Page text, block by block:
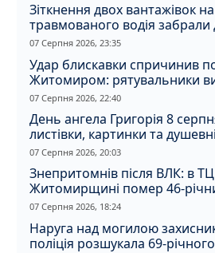
Зіткнення двох вантажівок
травмованого водія забрали
07 Серпня 2026, 23:35
Удар блискавки спричинив
Житомиром: рятувальники
кота
07 Серпня 2026, 22:40
День ангела Григорія 8
листівки, картинки та
07 Серпня 2026, 20:03
Знепритомнів після ВЛК: в
Житомирщині помер 46-
07 Серпня 2026, 18:24
Наруга над могилою
поліція розшукала 69-